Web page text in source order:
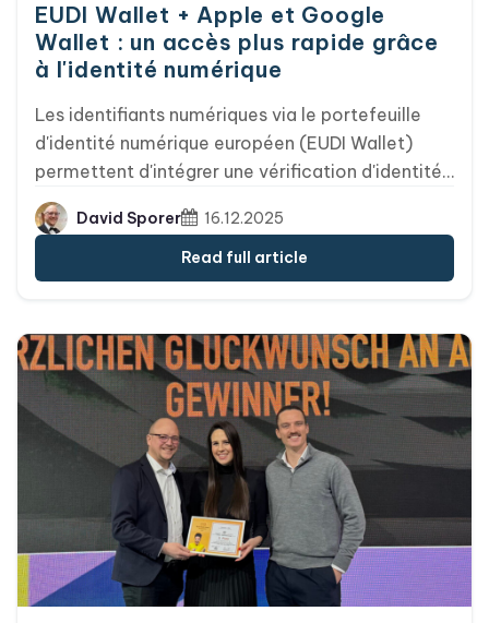
EUDI Wallet + Apple et Google
Wallet : un accès plus rapide grâce
à l'identité numérique
Les identifiants numériques via le portefeuille
d'identité numérique européen (EUDI Wallet)
permettent d'intégrer une vérification d'identité
en ligne conforme à la législation aux billets
personnalisés pour des concerts ou des
événements sportifs. Cela évite de devoir
contrôler les passeports à l'entrée, le détenteur
Parallèlement, les billets Apple et Google Wallet
restent en service pour offrir aux visiteurs des
fonctionnalités interactives telles que des
notifications push, des offres de produits dérivés
ou des programmes de fidélité. Cette
combinaison promet des temps d'attente
réduits, une sécurité renforcée et une expérience
visiteur fluide. Vous trouverez ci-dessous les
informations clés, les avantages, les défis, des
exemples concrets et les perspectives d'avenir.
David Sporer
16.12.2025
Read full article